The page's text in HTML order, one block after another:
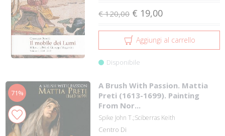
€ 120,00 € 19,00
Aggiungi al carrello
Disponibile
71%
A Brush With Passion. Mattia
Preti (1613-1699). Painting
From Nor...
Spike John T.;Sciberras Keith
Centro Di